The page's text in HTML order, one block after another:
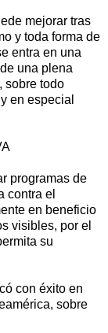
mejorar tras
y toda forma de
entra en una
una plena
sobre todo
en especial
programas de
contra el
en beneficio
visibles, por el
su
con éxito en
sobre